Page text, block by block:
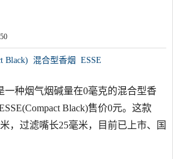
Black) 混合型香烟 ESSE
一种烟气烟碱量在0毫克的混合型香
Black)售价0元。这款
，过滤嘴长25毫米，目前已上市、国